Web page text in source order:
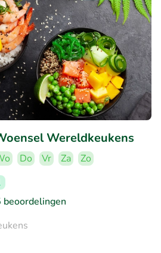
Wereldkeukens
Do Vr Za
Zo
beoordelingen